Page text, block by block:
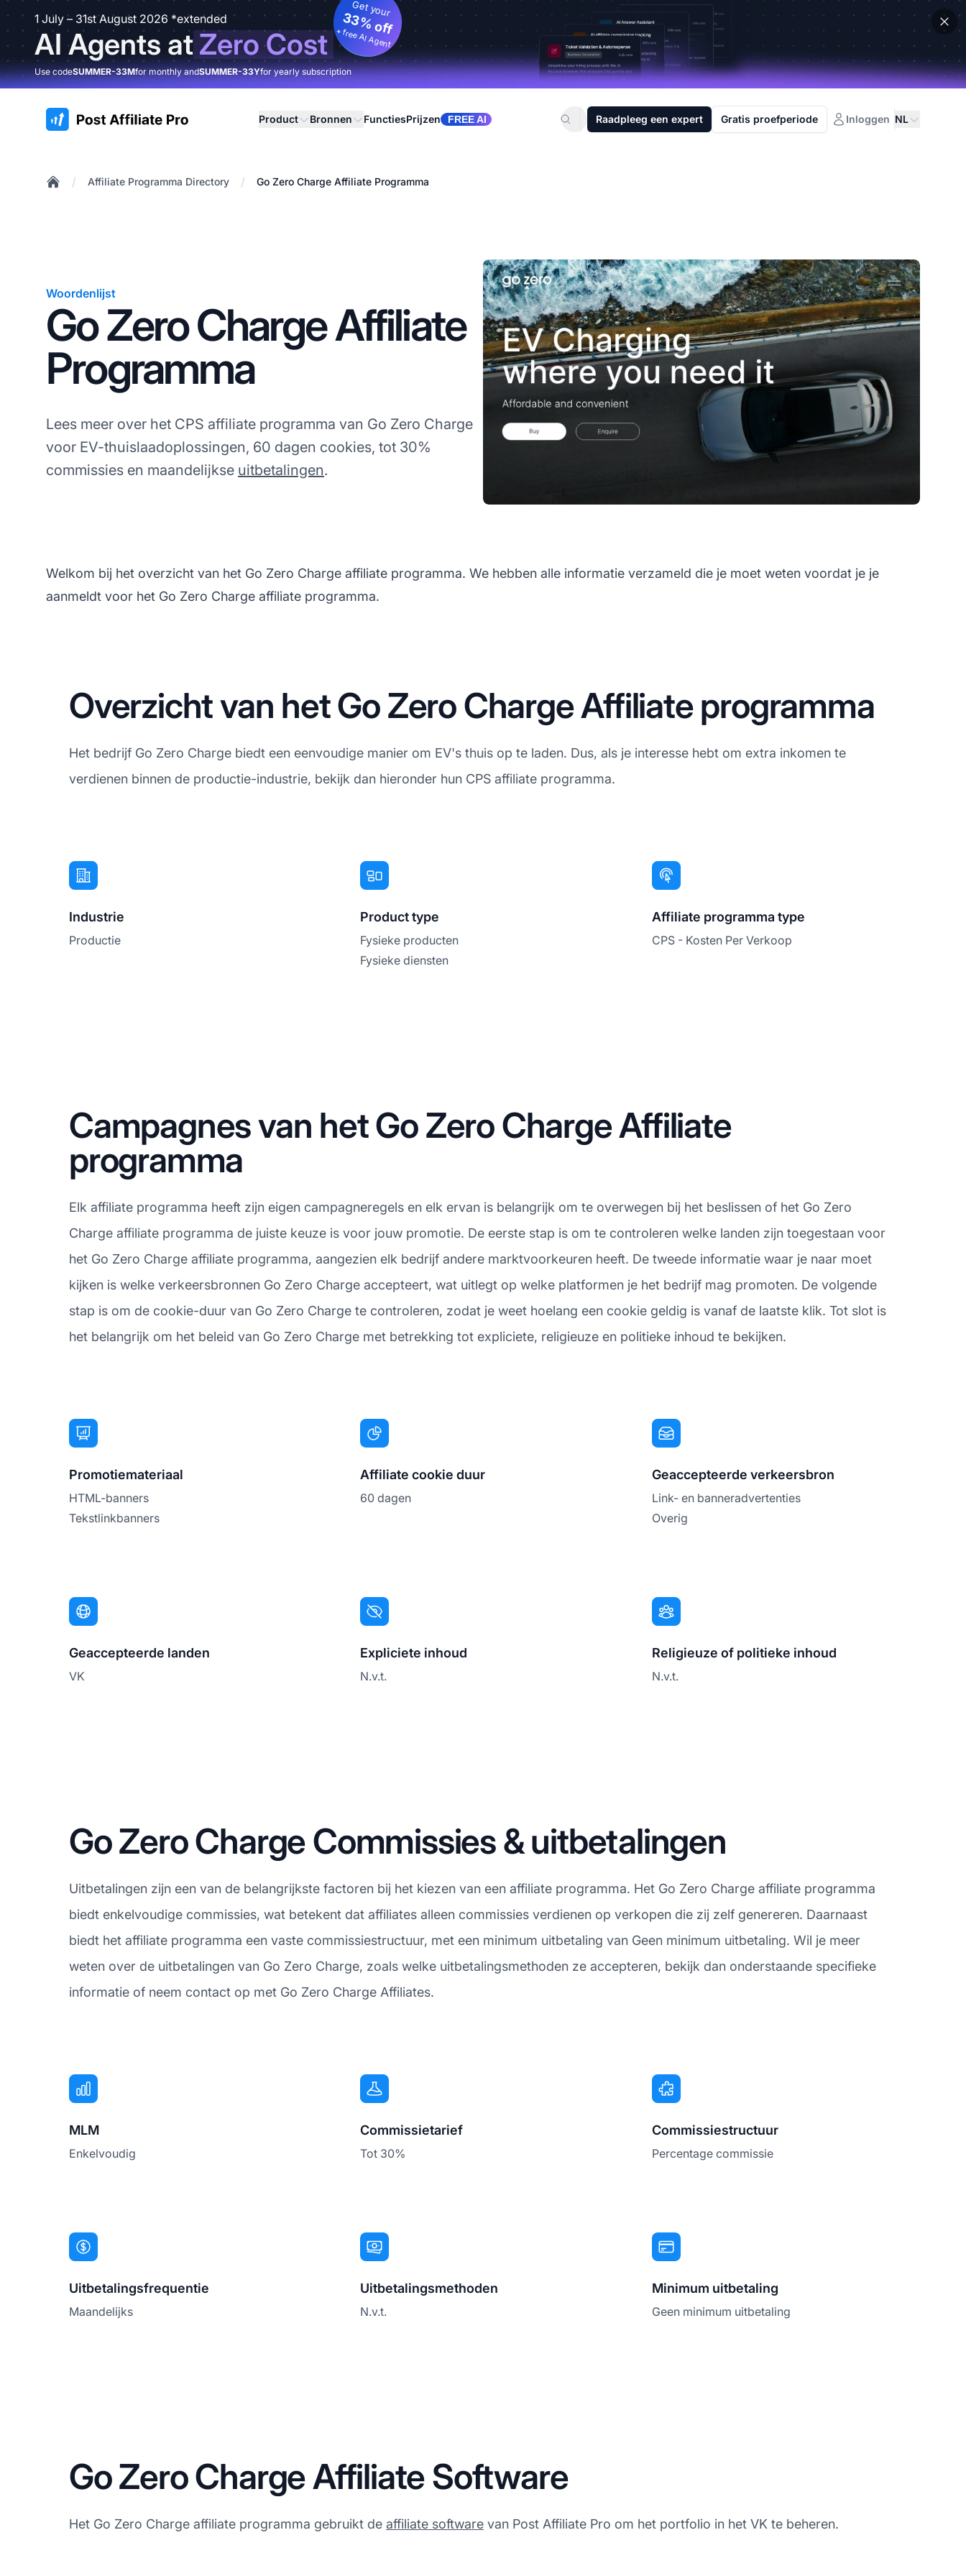
1 July – 31st August 2026 *extended
AI Agents atZero Cost
Get your
33% off
+ free AI Agent
Use codeSUMMER-33Mfor monthly andSUMMER-33Yfor yearly subscription
:site.title Product Bronnen FunctiesPrijzen FREE AI Raadpleeg een expert Gratis proefperiode Inloggen NL
/ Affiliate Programma Directory / Go Zero Charge Affiliate Programma
Woordenlijst
Go Zero Charge Affiliate
Programma
Lees meer over het CPS affiliate programma van Go Zero Charge
voor EV-thuislaadoplossingen, 60 dagen cookies, tot 30%
commissies en maandelijkse uitbetalingen.
Welkom bij het overzicht van het Go Zero Charge affiliate programma. We hebben alle informatie verzameld die je moet weten voordat je je
aanmeldt voor het Go Zero Charge affiliate programma.
Overzicht van het Go Zero Charge Affiliate programma
Het bedrijf Go Zero Charge biedt een eenvoudige manier om EV's thuis op te laden. Dus, als je interesse hebt om extra inkomen te
verdienen binnen de productie-industrie, bekijk dan hieronder hun CPS affiliate programma.
Industrie
Productie
Product type
Fysieke producten
Fysieke diensten
Affiliate programma type
CPS - Kosten Per Verkoop
Campagnes van het Go Zero Charge Affiliate
programma
Elk affiliate programma heeft zijn eigen campagneregels en elk ervan is belangrijk om te overwegen bij het beslissen of het Go Zero
Charge affiliate programma de juiste keuze is voor jouw promotie. De eerste stap is om te controleren welke landen zijn toegestaan voor
het Go Zero Charge affiliate programma, aangezien elk bedrijf andere marktvoorkeuren heeft. De tweede informatie waar je naar moet
kijken is welke verkeersbronnen Go Zero Charge accepteert, wat uitlegt op welke platformen je het bedrijf mag promoten. De volgende
stap is om de cookie-duur van Go Zero Charge te controleren, zodat je weet hoelang een cookie geldig is vanaf de laatste klik. Tot slot is
het belangrijk om het beleid van Go Zero Charge met betrekking tot expliciete, religieuze en politieke inhoud te bekijken.
Promotiemateriaal
HTML-banners
Tekstlinkbanners
Affiliate cookie duur
60 dagen
Geaccepteerde verkeersbron
Link- en banneradvertenties
Overig
Geaccepteerde landen
VK
Expliciete inhoud
N.v.t.
Religieuze of politieke inhoud
N.v.t.
Go Zero Charge Commissies & uitbetalingen
Uitbetalingen zijn een van de belangrijkste factoren bij het kiezen van een affiliate programma. Het Go Zero Charge affiliate programma
biedt enkelvoudige commissies, wat betekent dat affiliates alleen commissies verdienen op verkopen die zij zelf genereren. Daarnaast
biedt het affiliate programma een vaste commissiestructuur, met een minimum uitbetaling van Geen minimum uitbetaling. Wil je meer
weten over de uitbetalingen van Go Zero Charge, zoals welke uitbetalingsmethoden ze accepteren, bekijk dan onderstaande specifieke
informatie of neem contact op met Go Zero Charge Affiliates.
MLM
Enkelvoudig
Commissietarief
Tot 30%
Commissiestructuur
Percentage commissie
Uitbetalingsfrequentie
Maandelijks
Uitbetalingsmethoden
N.v.t.
Minimum uitbetaling
Geen minimum uitbetaling
Go Zero Charge Affiliate Software
Het Go Zero Charge affiliate programma gebruikt de affiliate software van Post Affiliate Pro om het portfolio in het VK te beheren.